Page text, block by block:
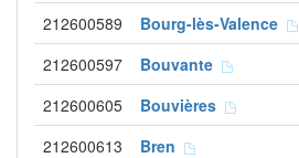
212600589 Bourg-lès-Valence
212600597 Bouvante
212600605 Bouvières
212600613 Bren